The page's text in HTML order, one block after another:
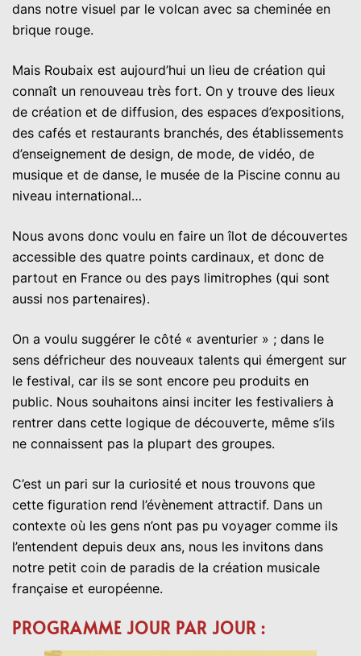
dans notre visuel par le volcan avec sa cheminée en
brique rouge.
Mais Roubaix est aujourd’hui un lieu de création qui
connaît un renouveau très fort. On y trouve des lieux
de création et de diffusion, des espaces d’expositions,
des cafés et restaurants branchés, des établissements
d’enseignement de design, de mode, de vidéo, de
musique et de danse, le musée de la Piscine connu au
niveau international…
Nous avons donc voulu en faire un îlot de découvertes
accessible des quatre points cardinaux, et donc de
partout en France ou des pays limitrophes (qui sont
aussi nos partenaires).
On a voulu suggérer le côté « aventurier » ; dans le
sens défricheur des nouveaux talents qui émergent sur
le festival, car ils se sont encore peu produits en
public. Nous souhaitons ainsi inciter les festivaliers à
rentrer dans cette logique de découverte, même s’ils
ne connaissent pas la plupart des groupes.
C’est un pari sur la curiosité et nous trouvons que
cette figuration rend l’évènement attractif. Dans un
contexte où les gens n’ont pas pu voyager comme ils
l’entendent depuis deux ans, nous les invitons dans
notre petit coin de paradis de la création musicale
française et européenne.
PROGRAMME JOUR PAR JOUR :